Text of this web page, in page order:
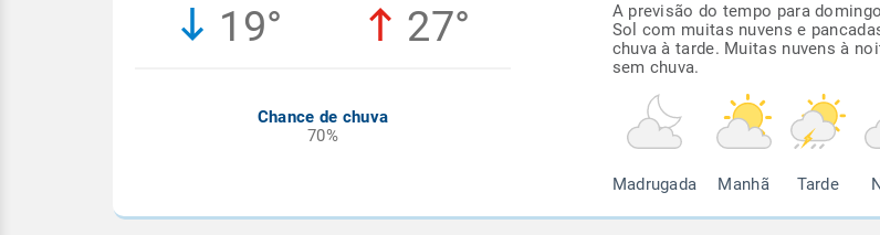
19° 27°
Chance de chuva
70%
A previsão do tempo para
Sol com muitas nuvens e
chuva à tarde. Muitas nuvens à
sem chuva.
Madrugada Manhã Tarde